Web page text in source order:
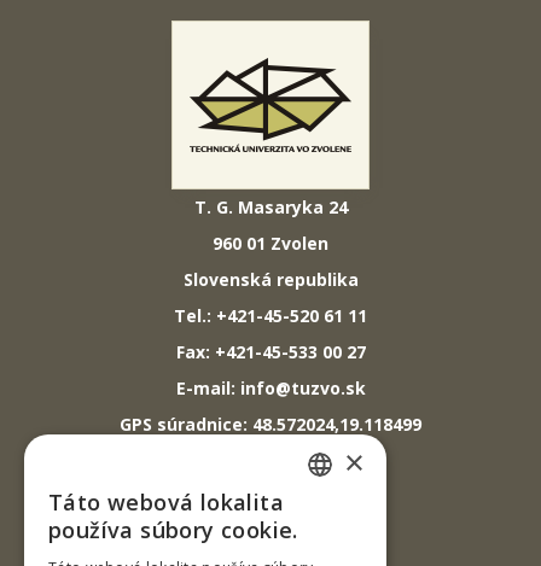
T. G. Masaryka 24
960 01 Zvolen
Slovenská republika
Tel.: +421-45-520 61 11
Fax: +421-45-533 00 27
E-mail: info@tuzvo.sk
GPS súradnice: 48.572024,19.118499
IČO: 00397440
DIČ: 2020474808
×
Táto webová lokalita
používa súbory cookie.